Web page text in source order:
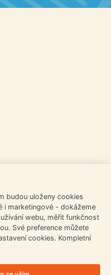
budou uloženy cookies
i marketingové - dokážeme
webu, měřit funkčnost
Své preference můžete
cookies. Kompletní